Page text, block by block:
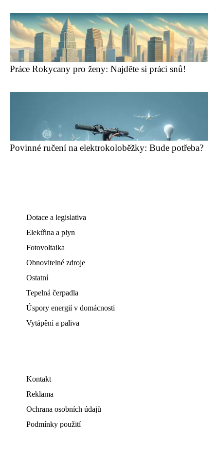
Práce Rokycany pro ženy: Najděte si práci snů!
Povinné ručení na elektrokoloběžky: Bude potřeba?
Dotace a legislativa
Elektřina a plyn
Fotovoltaika
Obnovitelné zdroje
Ostatní
Tepelná čerpadla
Úspory energií v domácnosti
Vytápění a paliva
Kontakt
Reklama
Ochrana osobních údajů
Podmínky použití